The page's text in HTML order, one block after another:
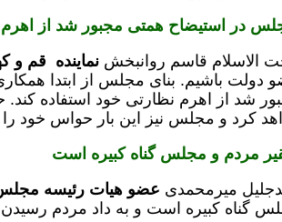
در استیضاح همتی مجبور شد از اهرم
الاسلام قاسم روانبخش نماینده قم و
دولت باشیم. بنای مجلس از ابتدا
شد از اهرم نظارتی خود استفاده کند.
کرد و مجلس نیز این بار حواس خود
مردم و مجلس گناه کبیره است
میرمحمدی عضو هیات رئیسه
گناه کبیره است و به داد مردم